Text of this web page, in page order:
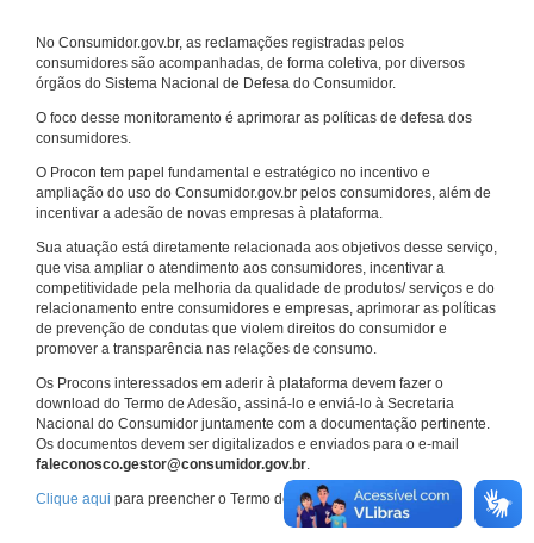
No Consumidor.gov.br, as reclamações registradas pelos
consumidores são acompanhadas, de forma coletiva, por diversos
órgãos do Sistema Nacional de Defesa do Consumidor.
O foco desse monitoramento é aprimorar as políticas de defesa dos
consumidores.
O Procon tem papel fundamental e estratégico no incentivo e
ampliação do uso do Consumidor.gov.br pelos consumidores, além de
incentivar a adesão de novas empresas à plataforma.
Sua atuação está diretamente relacionada aos objetivos desse serviço,
que visa ampliar o atendimento aos consumidores, incentivar a
competitividade pela melhoria da qualidade de produtos/ serviços e do
relacionamento entre consumidores e empresas, aprimorar as políticas
de prevenção de condutas que violem direitos do consumidor e
promover a transparência nas relações de consumo.
Os Procons interessados em aderir à plataforma devem fazer o
download do Termo de Adesão, assiná-lo e enviá-lo à Secretaria
Nacional do Consumidor juntamente com a documentação pertinente.
Os documentos devem ser digitalizados e enviados para o e-mail
faleconosco.gestor@consumidor.gov.br.
Clique aqui para preencher o Termo de Adesão.